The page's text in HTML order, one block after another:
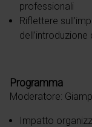
professionali
Riflettere
Programma
Moderatore:
Impatto